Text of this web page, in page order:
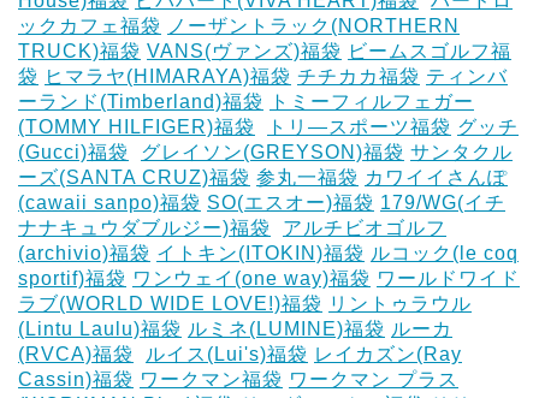
ックカフェ福袋
ノーザントラック(NORTHERN
TRUCK)福袋 VANS(ヴァンズ)福袋 ビームスゴルフ福
袋 ヒマラヤ(HIMARAYA)福袋 チチカカ福袋 ティンバ
ーランド(Timberland)福袋
トミーフィルフェガー
(TOMMY HILFIGER)福袋
トリ―スポーツ福袋 グッチ
(Gucci)福袋
グレイソン(GREYSON)福袋 サンタクル
ーズ(SANTA CRUZ)福袋 参丸一福袋 カワイイさんぽ
(cawaii sanpo)福袋 SO(エスオー)福袋 179/WG(イチ
ナナキュウダブルジー)福袋
アルチビオゴルフ
(archivio)福袋 イトキン(ITOKIN)福袋 ルコック(le coq
sportif)福袋 ワンウェイ(one way)福袋 ワールドワイド
ラブ(WORLD WIDE LOVE!)福袋 リントゥラウル
(Lintu Laulu)福袋 ルミネ(LUMINE)福袋 ルーカ
(RVCA)福袋
ルイス(Lui's)福袋 レイカズン(Ray
Cassin)福袋 ワークマン福袋 ワークマン プラス